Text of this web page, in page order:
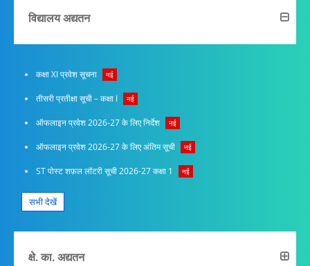
विद्यालय अद्यतन
कक्षा XI प्रवेश सूचना नई
तीसरी प्रतीक्षा सूची – कक्षा I नई
ऑफलाइन प्रवेश 2026-27 के लिए निर्देश नई
ऑफलाइन प्रवेश 2026-27 के लिए अंतिम सूची नई
ST पोस्ट शफ़ल लॉटरी सूची 2026-27 कक्षा 1 नई
सभी देखें
क्षे. का. अद्यतन